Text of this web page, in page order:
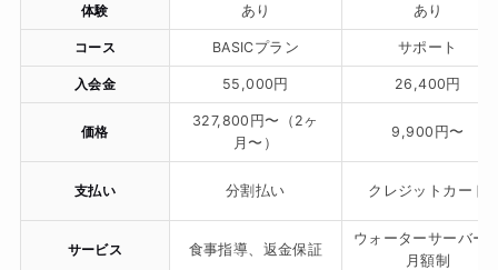
体験 あり あり
コース BASICプラン サポート
入会金 55,000円 26,400円
価格
327,800円〜（2ヶ
月〜）
9,900円〜
支払い 分割払い クレジットカード
サービス 食事指導、返金保証
ウォーターサーバー
月額制